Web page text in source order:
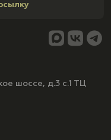
шоссе, д.3 с.1 ТЦ